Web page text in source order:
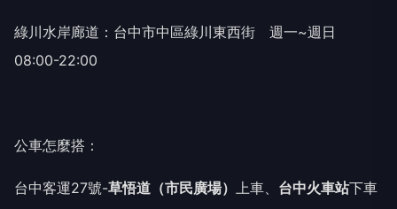
綠川水岸廊道：台中市中區綠川東西街 週一~週日
08:00-22:00
公車怎麼搭：
台中客運27號-草悟道（市民廣場） 上車、 台中火車站下車